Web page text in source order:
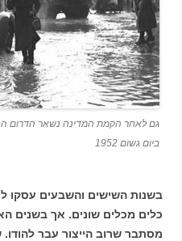
גם לאחר הקמת המדינה נשאר הדרום
ביום גשום 1952
בשנות השישים והשבעים עסקו
כלים מכלים שונים. אך בשנים
מסתבר שרוב הייצור עבר להודו.